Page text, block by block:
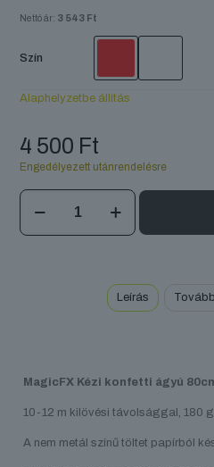
Nettó ár: 3 543 Ft
Szín
Alaphelyzetbe állítás
4 500 Ft
Engedélyezett utánrendelésre
MagicFX
Kézi
konfetti
Leírás
MagicFX Kézi konfetti ágyú
10-12 m kilövési távolsággal, 180
A nem metál színű töltet papírból